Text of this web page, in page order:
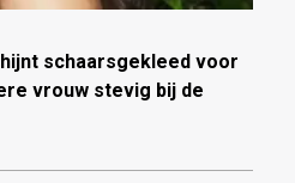
schaarsgekleed voor
vrouw stevig bij de